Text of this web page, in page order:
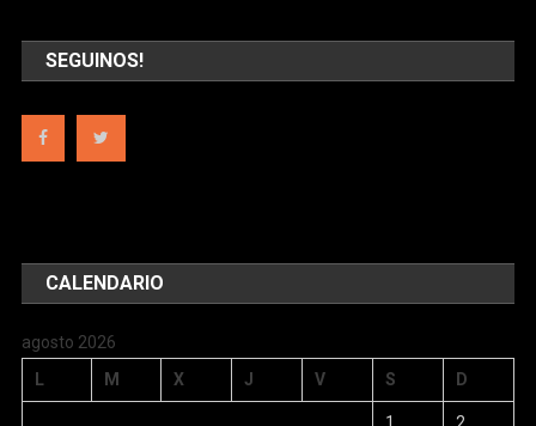
SEGUINOS!
CALENDARIO
agosto 2026
L
M X J V S D
1 2